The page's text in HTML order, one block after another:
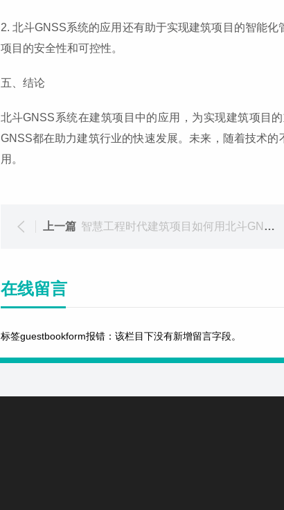
2. 北斗GNSS系统的应用还有助于实现建筑项目的智能
项目的安全性和可控性。
五、结论
北斗GNSS系统在建筑项目中的应用，为实现建筑项目
GNSS都在助力建筑行业的快速发展。未来，随着技术
用。
上一篇 智慧工程时代建筑项目如何用北斗GNSS
在线留言
标签guestbookform报错：该栏目下没有新增留言字段。